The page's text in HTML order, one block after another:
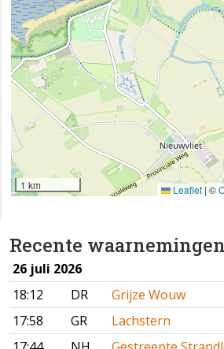
Recente waarnemingen
26 juli 2026
18:12
DR
Grijze Wouw
17:58
GR
Lachstern
1 km Leaflet | ©